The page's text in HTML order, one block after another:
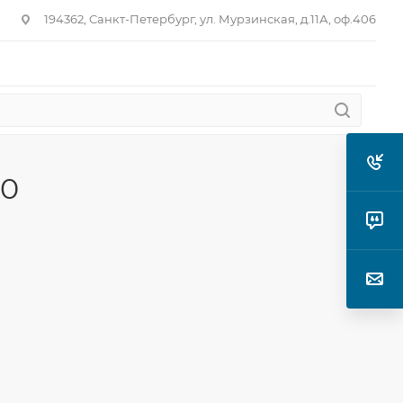
194362, Санкт-Петербург, ул. Мурзинская, д.11А, оф.406